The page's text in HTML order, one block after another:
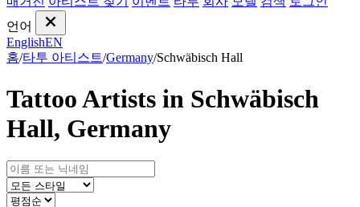
언어
EnglishEN
홈/타투 아티스트/Germany/Schwäbisch Hall
Tattoo Artists in Schwäbisch
Hall, Germany